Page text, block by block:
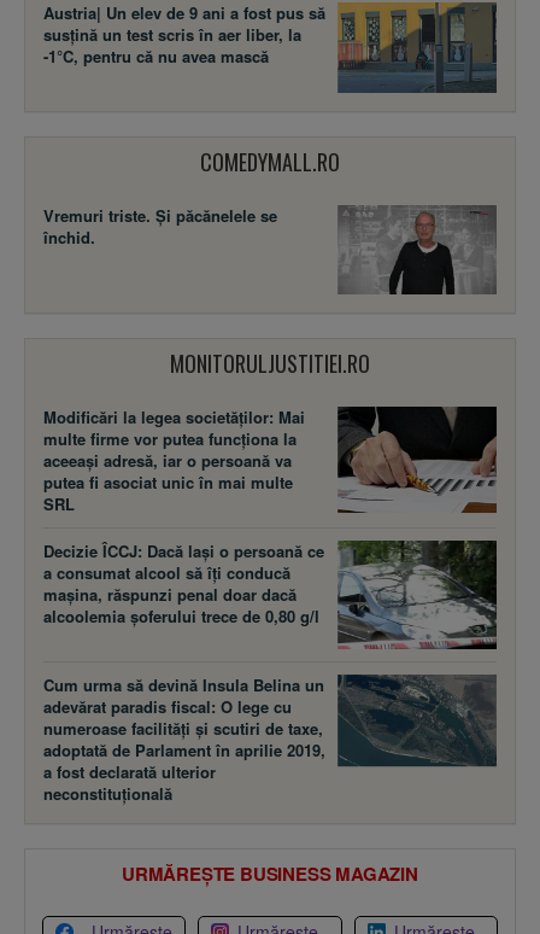
Austria| Un elev de 9 ani a fost pus să
susţină un test scris în aer liber, la
-1°C, pentru că nu avea mască
COMEDYMALL.RO
Vremuri triste. Şi păcănelele se
închid.
MONITORULJUSTITIEI.RO
Modificări la legea societăţilor: Mai
multe firme vor putea funcţiona la
aceeaşi adresă, iar o persoană va
putea fi asociat unic în mai multe
SRL
Decizie ÎCCJ: Dacă laşi o persoană ce
a consumat alcool să îţi conducă
maşina, răspunzi penal doar dacă
alcoolemia şoferului trece de 0,80 g/l
Cum urma să devină Insula Belina un
adevărat paradis fiscal: O lege cu
numeroase facilităţi şi scutiri de taxe,
adoptată de Parlament în aprilie 2019,
a fost declarată ulterior
neconstituţională
URMĂREȘTE BUSINESS MAGAZIN